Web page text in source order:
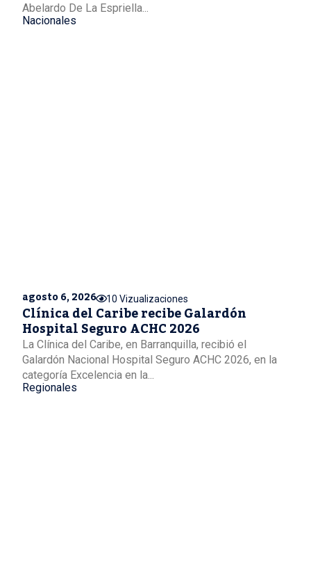
Abelardo De La Espriella...
Nacionales
agosto 6, 2026 10 Vizualizaciones
Clínica del Caribe recibe Galardón
Hospital Seguro ACHC 2026
La Clínica del Caribe, en Barranquilla, recibió el
Galardón Nacional Hospital Seguro ACHC 2026, en la
categoría Excelencia en la...
Regionales